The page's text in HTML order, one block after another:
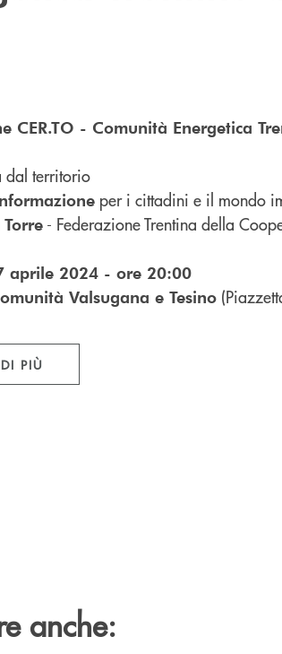
CER.TO - Comunità Energetica
dal territorio
per i cittadini e il mondo
- Federazione Trentina della
aprile 2024 - ore 20:00
Valsugana e Tesino
PIÙ
anche: